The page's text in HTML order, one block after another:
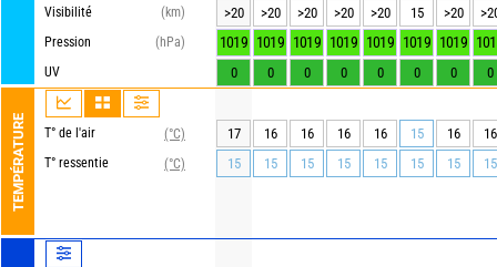
Visibilité
(km)
Pression
(hPa)
UV
TEMPÉRATURE T° de l'air
(°C)
T° ressentie
(°C)
>20 >20 >20 >20 >20 15 >20
1019 1019 1019 1019 1019 1019 1019
0 0 0 0 0 0 0 0
17 16 16 16 16 15 16
16
15
15 15 15 15 15 15 15